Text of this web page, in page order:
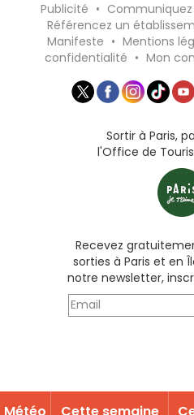
Publicité •
Référencez un
Manifeste • Mentions
confidentialité • Mon
Sortir à Paris,
l'Office de
Recevez
sorties à Paris et en
notre newsletter,